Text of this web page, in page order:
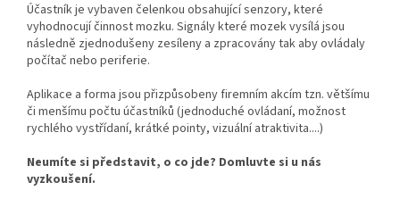
Účastník je vybaven čelenkou obsahující senzory, které
vyhodnocují činnost mozku. Signály které mozek vysílá jsou
následně zjednodušeny zesíleny a zpracovány tak aby ovládaly
počítač nebo periferie.
Aplikace a forma jsou přizpůsobeny firemním akcím tzn. většímu
či menšímu počtu účastníků (jednoduché ovládaní, možnost
rychlého vystřídaní, krátké pointy, vizuální atraktivita....)
Neumíte si představit, o co jde? Domluvte si u nás
vyzkoušení.